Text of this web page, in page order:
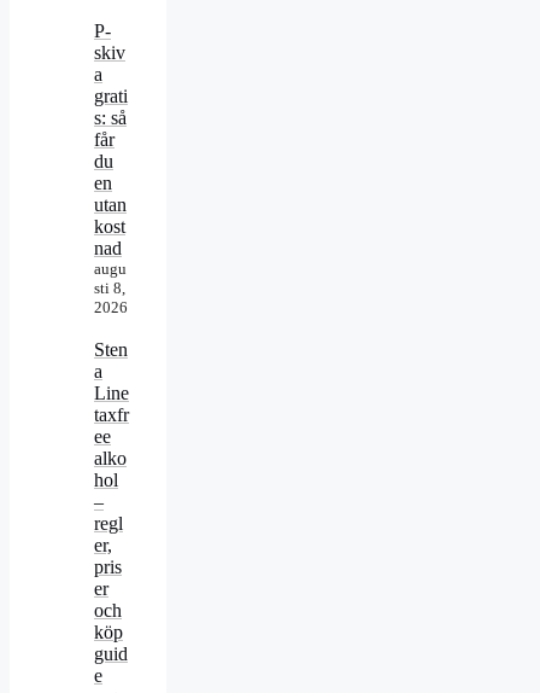
P-
skiv
a
grati
s: så
får
du
en
utan
kost
nad
augu
sti 8,
2026
Sten
a
Line
taxfr
ee
alko
hol
–
regl
er,
pris
er
och
köp
guid
e